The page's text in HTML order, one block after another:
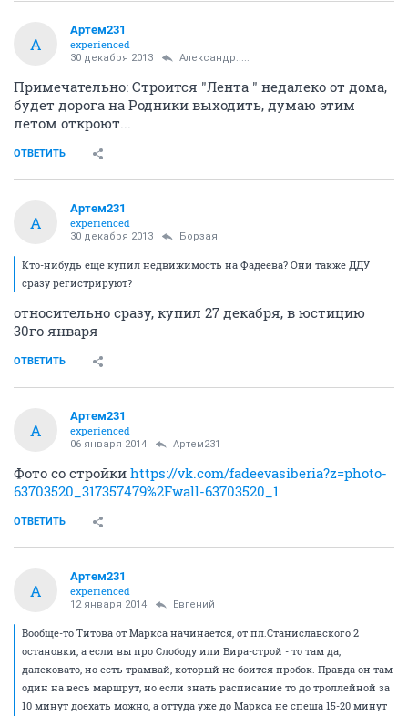
А
Артем231
experienced
30 декабря 2013 Александр.....
Примечательно: Строится "Лента " недалеко от дома,
будет дорога на Родники выходить, думаю этим
летом откроют...
ОТВЕТИТЬ
А
Артем231
experienced
30 декабря 2013 Борзая
Кто-нибудь еще купил недвижимость на Фадеева? Они также ДДУ
сразу регистрируют?
относительно сразу, купил 27 декабря, в юстицию
30го января
ОТВЕТИТЬ
А
Артем231
experienced
06 января 2014 Артем231
Фото со стройки https://vk.com/fadeevasiberia?z=photo-
63703520_317357479%2Fwall-63703520_1
ОТВЕТИТЬ
А
Артем231
experienced
12 января 2014 Eвгений
Вообще-то Титова от Маркса начинается, от пл.Станиславского 2
остановки, а если вы про Слободу или Вира-строй - то там да,
далековато, но есть трамвай, который не боится пробок. Правда он там
один на весь маршрут, но если знать расписание то до троллейной за
10 минут доехать можно, а оттуда уже до Маркса не спеша 15-20 минут